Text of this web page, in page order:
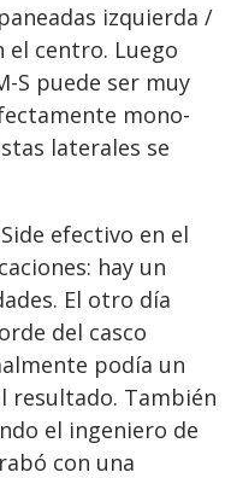
izquierda /
el centro. Luego
S puede ser muy
mono-
laterales se
efectivo en el
hay un
El otro día
del casco
podía un
resultado. También
el ingeniero de
con una